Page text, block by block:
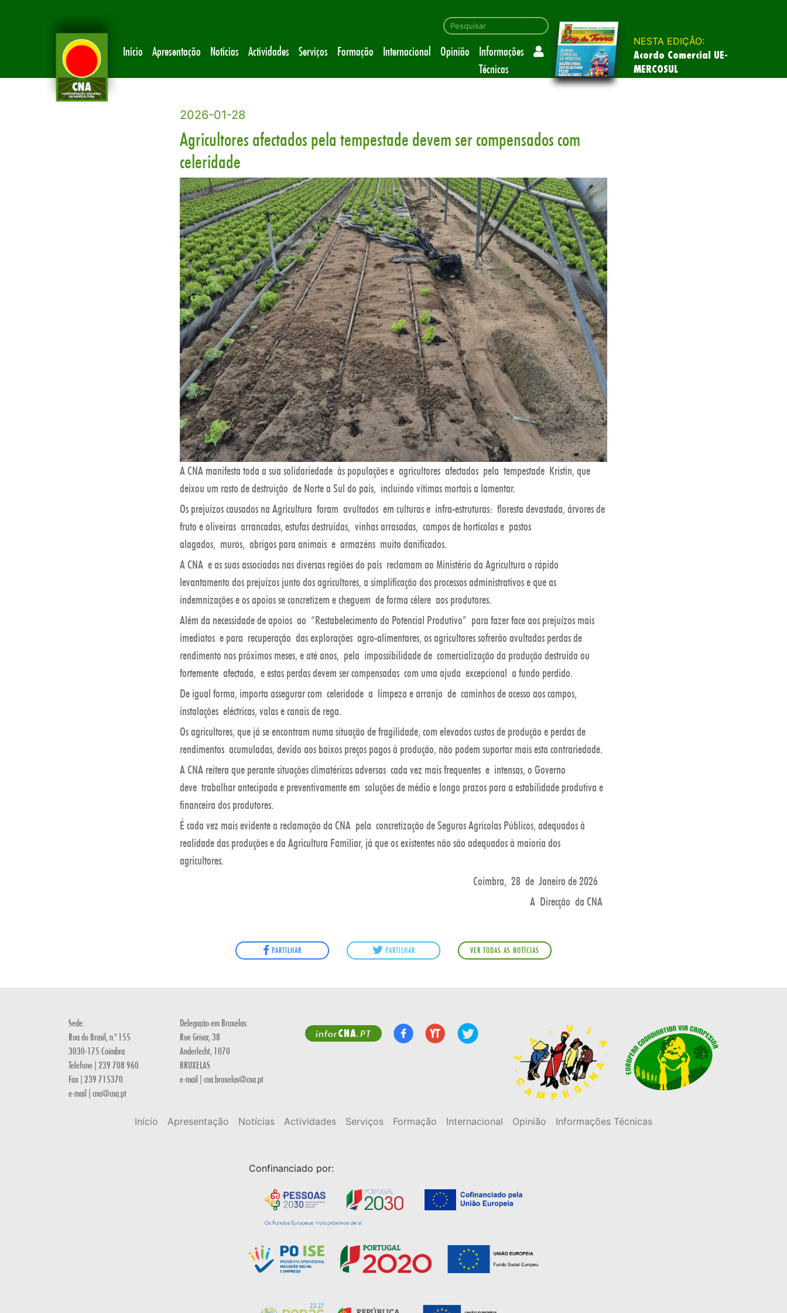
Início Apresentação Notícias Actividades Serviços Formação Internacional Opinião
Informações
Técnicas
NESTA EDIÇÃO:
Acordo Comercial UE-
MERCOSUL
2026-01-28
Agricultores afectados pela tempestade devem ser compensados com
celeridade
A CNA manifesta toda a sua solidariedade às populações e agricultores afectados pela tempestade Kristin, que
deixou um rasto de destruição de Norte a Sul do país, incluindo vítimas mortais a lamentar.
Os prejuízos causados na Agricultura foram avultados em culturas e infra-estruturas: floresta devastada, árvores de
fruto e oliveiras arrancadas, estufas destruídas, vinhas arrasadas, campos de hortícolas e pastos
alagados, muros, abrigos para animais e armazéns muito danificados.
A CNA e as suas associadas nas diversas regiões do país reclamam ao Ministério da Agricultura o rápido
levantamento dos prejuízos junto dos agricultores, a simplificação dos processos administrativos e que as
indemnizações e os apoios se concretizem e cheguem de forma célere aos produtores.
Além da necessidade de apoios ao “Restabelecimento do Potencial Produtivo” para fazer face aos prejuízos mais
imediatos e para recuperação das explorações agro-alimentares, os agricultores sofrerão avultadas perdas de
rendimento nos próximos meses, e até anos, pela impossibilidade de comercialização da produção destruída ou
fortemente afectada, e estas perdas devem ser compensadas com uma ajuda excepcional a fundo perdido.
De igual forma, importa assegurar com celeridade a limpeza e arranjo de caminhos de acesso aos campos,
instalações eléctricas, valas e canais de rega.
Os agricultores, que já se encontram numa situação de fragilidade, com elevados custos de produção e perdas de
rendimentos acumuladas, devido aos baixos preços pagos à produção, não podem suportar mais esta contrariedade.
A CNA reitera que perante situações climatéricas adversas cada vez mais frequentes e intensas, o Governo
deve trabalhar antecipada e preventivamente em soluções de médio e longo prazos para a estabilidade produtiva e
financeira dos produtores.
É cada vez mais evidente a reclamação da CNA pela concretização de Seguros Agrícolas Públicos, adequados à
realidade das produções e da Agricultura Familiar, já que os existentes não são adequados à maioria dos
agricultores.
Coimbra, 28 de Janeiro de 2026
A Direcção da CNA
PARTILHAR PARTILHAR VER TODAS AS NOTÍCIAS
Sede:
Rua do Brasil, n.º 155
3030-175 Coimbra
Telefone | 239 708 960.
Fax | 239 715370.
e-mail | cna@cna.pt
Delegação em Bruxelas:
Rue Grisar, 38
Anderlecht, 1070
BRUXELAS
e-mail | cna.bruxelas@cna.pt
inforCNA.PT
Início Apresentação Notícias Actividades Serviços Formação Internacional Opinião Informações Técnicas
Confinanciado por: